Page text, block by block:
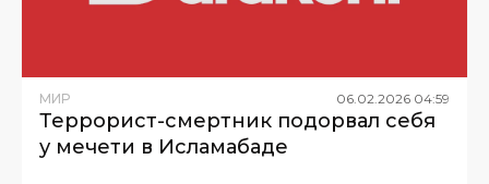
МИР 06.02.2026 04:59
Террорист-смертник подорвал себя
у мечети в Исламабаде